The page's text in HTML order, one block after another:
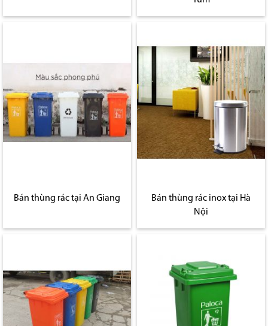
Bán thùng rác tại An Giang
Bán thùng rác inox tại Hà
Nội